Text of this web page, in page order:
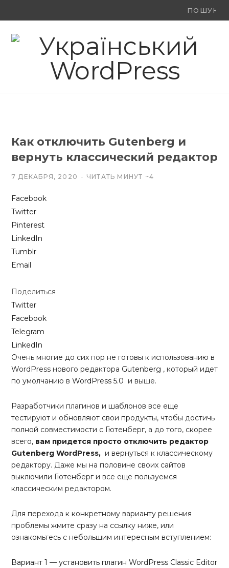
Ви
F
o
k
X
(
t
Y
o
e
Как отключить Gutenberg и
вернуть классический редактор
7 ДЕКАБРЯ, 2020 ЧИТАТЬ МИНУТ ~4
Facebook
Twitter
Pinterest
LinkedIn
Tumblr
Email
Поделиться
Twitter
Facebook
Telegram
LinkedIn
Очень многие до сих пор не готовы к использованию в
WordPress нового редактора Gutenberg , который идет
по умолчанию в WordPress 5.0 и выше.
Разработчики плагинов и шаблонов все еще
тестируют и обновляют свои продукты, чтобы достичь
полной совместимости с Гютенберг, а до того, скорее
всего, вам придется просто отключить редактор
Gutenberg WordPress, и вернуться к классическому
редактору. Даже мы на половине своих сайтов
выключили Гютенберг и все еще пользуемся
классическим редактором.
Для перехода к конкретному варианту решения
проблемы жмите сразу на ссылку ниже, или
ознакомьтесь с небольшим интересным вступлением:
Вариант 1 — установить плагин WordPress Classic Editor